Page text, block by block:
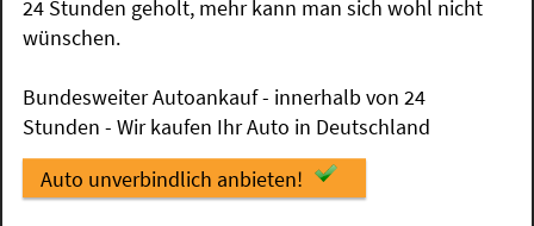
24 Stunden geholt, mehr kann man sich wohl nicht
wünschen.
Bundesweiter Autoankauf - innerhalb von 24
Stunden - Wir kaufen Ihr Auto in Deutschland
Auto unverbindlich anbieten!